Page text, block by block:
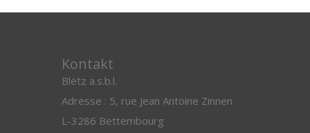
Kontakt
Blëtz a.s.b.l.
Adresse : 5, rue Jean Antoine Zinnen
L-3286 Bettembourg